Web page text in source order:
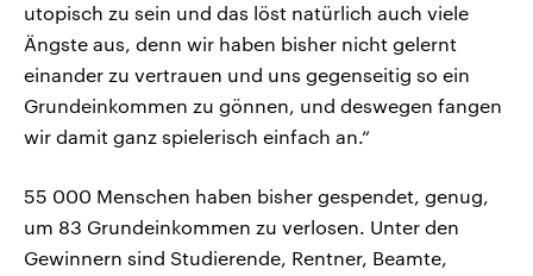
utopisch zu sein und das löst natürlich auch viele
Ängste aus, denn wir haben bisher nicht gelernt
einander zu vertrauen und uns gegenseitig so ein
Grundeinkommen zu gönnen, und deswegen fangen
wir damit ganz spielerisch einfach an.“
55 000 Menschen haben bisher gespendet, genug,
um 83 Grundeinkommen zu verlosen. Unter den
Gewinnern sind Studierende, Rentner, Beamte,